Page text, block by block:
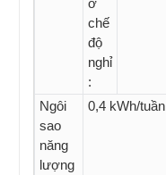
ở
chế
độ
nghỉ
:
Ngôi
sao
năng
lượng
0,4 kWh/tuần